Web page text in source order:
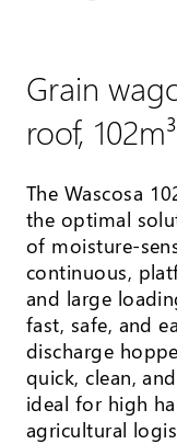
Grain
roof,
The Wascosa
the optimal
of moisture-
continuous,
and large
fast, safe, and
discharge
quick, clean,
ideal for high
agricultural